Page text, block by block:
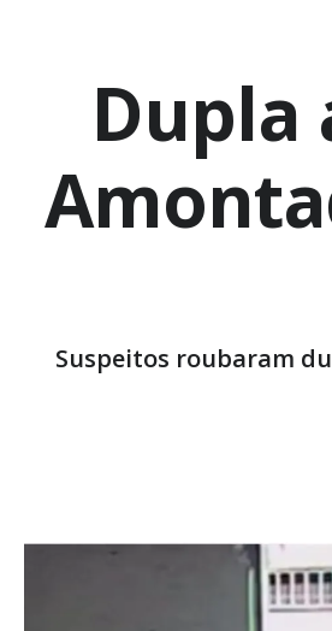
Dupla
Suspeitos roubaram